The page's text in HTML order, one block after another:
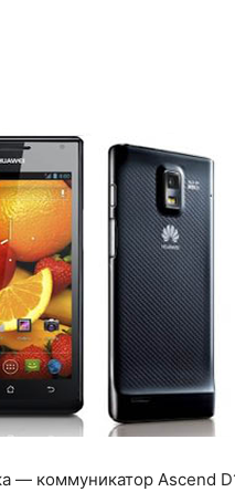
— коммуникатор Ascend